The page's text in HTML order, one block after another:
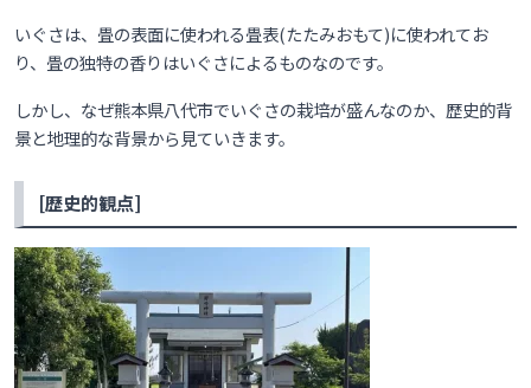
いぐさは、畳の表面に使われる畳表(たたみおもて)に使われてお
り、畳の独特の香りはいぐさによるものなのです。
しかし、なぜ熊本県八代市でいぐさの栽培が盛んなのか、歴史的背
景と地理的な背景から見ていきます。
[歴史的観点]